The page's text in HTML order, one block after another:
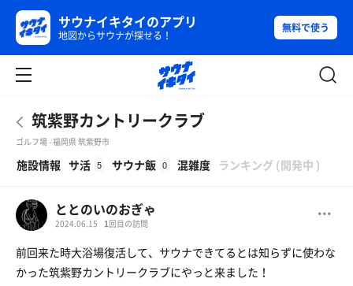
サウナイキタイのアプリ
地図からサウナが探せる！
無料で使う
筑紫野カントリークラブ
ゴルフ場 - 福岡県 筑紫野市
施設情報 サ活 5 サウナ飯 0 混雑度 ランキング (開発中 )
ととのいのおぎゃ
2024.06.15 1 回目の訪問
前回来た時大浴場復活して、サウナできてるとは知らずに使わな
かった筑紫野カントリークラブにやっと来ました！